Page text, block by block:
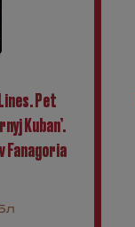
Pet
Kuban’.
Fanagoria